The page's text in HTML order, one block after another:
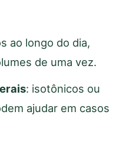
ao longo do dia,
de uma vez.
: isotônicos ou
ajudar em casos